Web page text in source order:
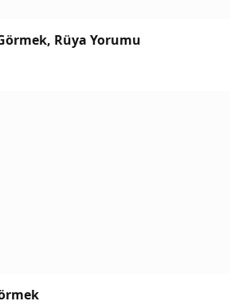
Rüya Yorumu